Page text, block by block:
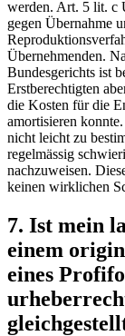
werden. Art. 5 lit. c
gegen Übernahme
Übernehmenden.
Bundesgerichts ist
Erstberechtigten
die Kosten für die
amortisieren
nicht leicht zu
regelmässig
nachzuweisen.
keinen wirklichen
7. Ist mein
einem
eines